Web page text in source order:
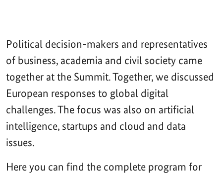
Political decision-makers and representatives
of business, academia and civil society came
together at the Summit. Together, we discussed
European responses to global digital
challenges. The focus was also on artificial
intelligence, startups and cloud and data
issues.
Here you can find the complete program for